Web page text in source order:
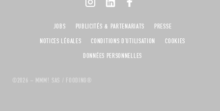
©2026 – MMM! SAS / FOODING®
JOBS PUBLICITÉS & PARTENARIATS
PRESSE
NOTICES LÉGALES
CONDITIONS D'UTILISATION
COOKIES
DONNÉES PERSONNELLES